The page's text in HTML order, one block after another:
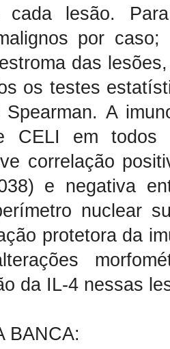
lesão.
por
das
os testes
Spearman. A
CELI em todos
correlação
e negativa
nuclear
protetora da
da IL-4 nessas
BANCA: